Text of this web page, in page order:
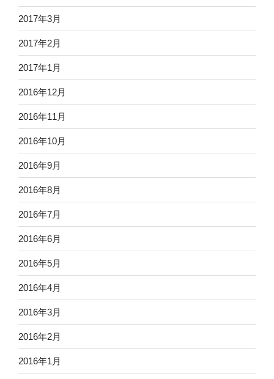
2017年3月
2017年2月
2017年1月
2016年12月
2016年11月
2016年10月
2016年9月
2016年8月
2016年7月
2016年6月
2016年5月
2016年4月
2016年3月
2016年2月
2016年1月